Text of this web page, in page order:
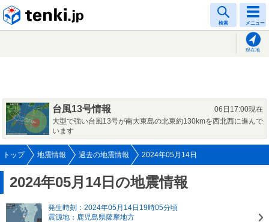
検索 メニュー
現在地
台風13号情報
06日17:00現在
大型で強い台風13号が南大東島の北東約130kmを西北西に進んで
います
トップ 地震情報 過去の地震情報 2024年05月14日
2024年05月14日の地震情報
発生時刻：2024年05月14日19時05分頃
震源地：鹿児島県薩摩地方